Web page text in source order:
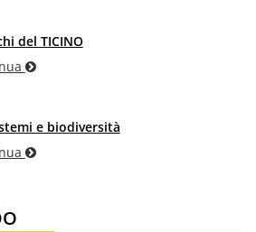
del TICINO
e biodiversità